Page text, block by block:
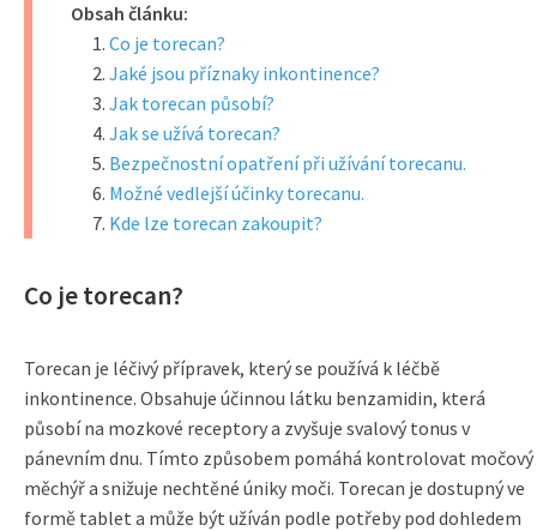
Obsah článku:
Co je torecan?
Jaké jsou příznaky inkontinence?
Jak torecan působí?
Jak se užívá torecan?
Bezpečnostní opatření při užívání torecanu.
Možné vedlejší účinky torecanu.
Kde lze torecan zakoupit?
Co je torecan?
Torecan je léčivý přípravek, který se používá k léčbě
inkontinence. Obsahuje účinnou látku benzamidin, která
působí na mozkové receptory a zvyšuje svalový tonus v
pánevním dnu. Tímto způsobem pomáhá kontrolovat močový
měchýř a snižuje nechtěné úniky moči. Torecan je dostupný ve
formě tablet a může být užíván podle potřeby pod dohledem